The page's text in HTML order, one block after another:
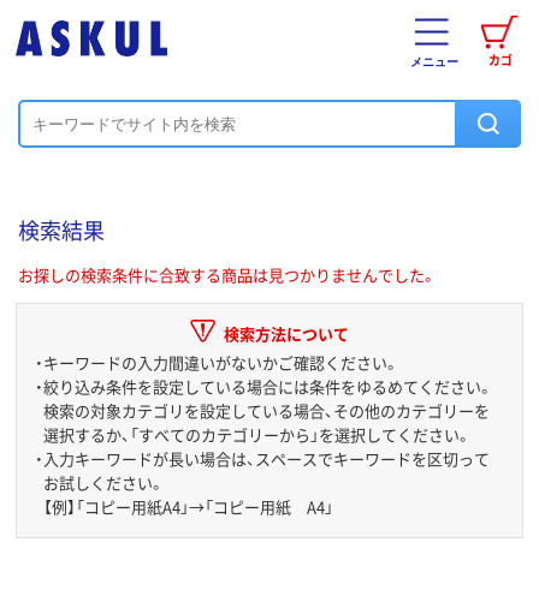
カゴ
メニュー
検索結果
お探しの検索条件に合致する商品は見つかりませんでした。
検索方法について
・キーワードの入力間違いがないかご確認ください。
・絞り込み条件を設定している場合には条件をゆるめてください。
検索の対象カテゴリを設定している場合、その他のカテゴリーを
選択するか、「すべてのカテゴリーから」を選択してください。
・ 入力キーワードが長い場合は、スペースでキーワードを区切って
お試しください。
【例】「コピー用紙A4」→「コピー用紙 A4」